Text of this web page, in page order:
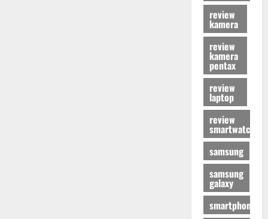
review
kamera
review
kamera
pentax
review
laptop
review
smartwatch
samsung
samsung
galaxy
smartphone